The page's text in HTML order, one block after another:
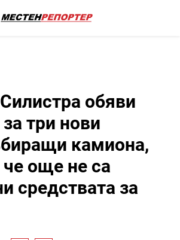
обяви
три нови
камиона,
още не са
средствата за